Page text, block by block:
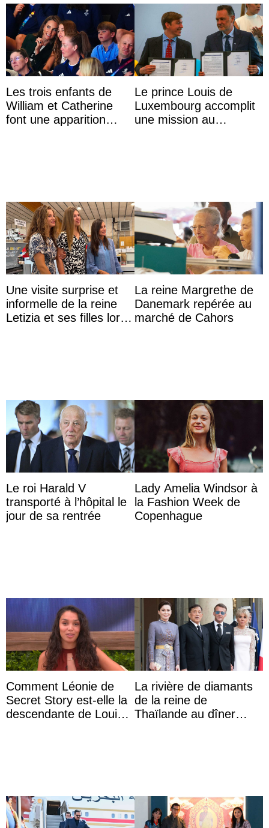
Les trois enfants de
William et Catherine
font une apparition
Le prince Louis de
Luxembourg accomplit
une mission au
Une visite surprise et
informelle de la reine
Letizia et ses filles lors
La reine Margrethe de
Danemark repérée au
marché de Cahors
Le roi Harald V
transporté à l’hôpital le
jour de sa rentrée
Lady Amelia Windsor à
la Fashion Week de
Copenhague
Comment Léonie de
Secret Story est-elle la
descendante de Louis
La rivière de diamants
de la reine de
Thaïlande au dîner